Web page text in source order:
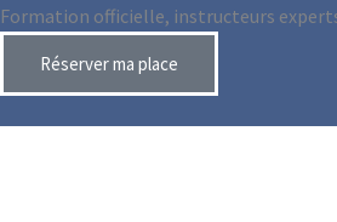
Formation officielle, instructeurs
Réserver ma place